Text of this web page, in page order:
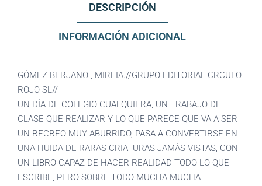
DESCRIPCIÓN
INFORMACIÓN ADICIONAL
GÓMEZ BERJANO , MIREIA.//GRUPO EDITORIAL CRCULO
ROJO SL//
UN DÍA DE COLEGIO CUALQUIERA, UN TRABAJO DE
CLASE QUE REALIZAR Y LO QUE PARECE QUE VA A SER
UN RECREO MUY ABURRIDO, PASA A CONVERTIRSE EN
UNA HUIDA DE RARAS CRIATURAS JAMÁS VISTAS, CON
UN LIBRO CAPAZ DE HACER REALIDAD TODO LO QUE
ESCRIBE, PERO SOBRE TODO MUCHA MUCHA